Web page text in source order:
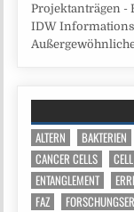
Projektanträgen -
IDW
ALTERN BAKTERIEN
CANCER CELLS
CELL
ENTANGLEMENT
FAZ